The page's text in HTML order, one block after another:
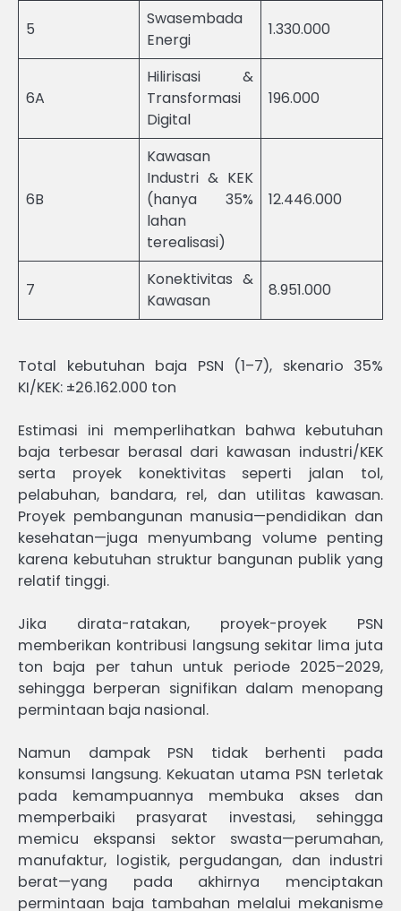
5
Swasembada
Energi
1.330.000
6A
Hilirisasi &
Transformasi
Digital
196.000
6B
Kawasan
Industri & KEK
(hanya 35%
lahan
terealisasi)
12.446.000
7
Konektivitas &
Kawasan
8.951.000
Total kebutuhan baja PSN (1–7), skenario 35%
KI/KEK: ±26.162.000 ton
Estimasi ini memperlihatkan bahwa kebutuhan
baja terbesar berasal dari kawasan industri/KEK
serta proyek konektivitas seperti jalan tol,
pelabuhan, bandara, rel, dan utilitas kawasan.
Proyek pembangunan manusia—pendidikan dan
kesehatan—juga menyumbang volume penting
karena kebutuhan struktur bangunan publik yang
relatif tinggi.
Jika dirata-ratakan, proyek-proyek PSN
memberikan kontribusi langsung sekitar lima juta
ton baja per tahun untuk periode 2025–2029,
sehingga berperan signifikan dalam menopang
permintaan baja nasional.
Namun dampak PSN tidak berhenti pada
konsumsi langsung. Kekuatan utama PSN terletak
pada kemampuannya membuka akses dan
memperbaiki prasyarat investasi, sehingga
memicu ekspansi sektor swasta—perumahan,
manufaktur, logistik, pergudangan, dan industri
berat—yang pada akhirnya menciptakan
permintaan baja tambahan melalui mekanisme